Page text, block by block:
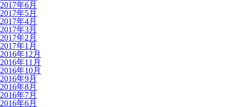
2017年6月
2017年5月
2017年4月
2017年3月
2017年2月
2017年1月
2016年12月
2016年11月
2016年10月
2016年9月
2016年8月
2016年7月
2016年6月